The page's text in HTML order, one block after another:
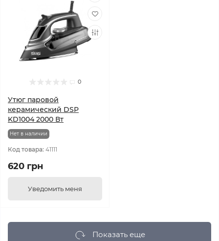
0
Утюг паровой
керамический DSP
KD1004 2000 Вт
Нет в наличии
Код товара: 41111
620 грн
Уведомить меня
Показать еще